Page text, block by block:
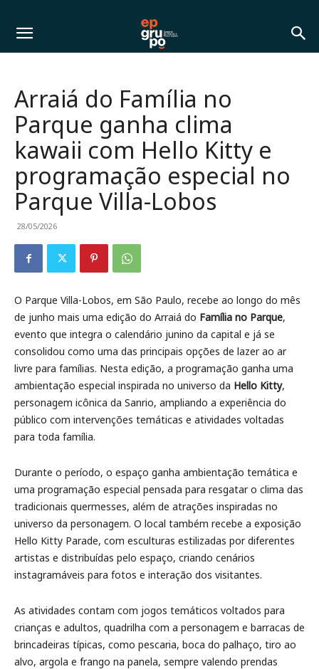
Arraiá do Família no
Parque ganha clima
kawaii com Hello Kitty e
programação especial no
Parque Villa-Lobos
28/05/2026
O Parque Villa-Lobos, em São Paulo, recebe ao longo do mês
de junho mais uma edição do Arraiá do Família no Parque,
evento que integra o calendário junino da capital e já se
consolidou como uma das principais opções de lazer ao ar
livre para famílias. Nesta edição, a programação ganha uma
ambientação especial inspirada no universo da Hello Kitty,
personagem icônica da Sanrio, ampliando a experiência do
público com intervenções temáticas e atividades voltadas
para toda família.
Durante o período, o espaço ganha ambientação temática e
uma programação especial pensada para resgatar o clima das
tradicionais quermesses, além de atrações inspiradas no
universo da personagem. O local também recebe a exposição
Hello Kitty Parade, com esculturas estilizadas por diferentes
artistas e distribuídas pelo espaço, criando cenários
instagramáveis para fotos e interação dos visitantes.
As atividades contam com jogos temáticos voltados para
crianças e adultos, quadrilha com a personagem e barracas de
brincadeiras típicas, como pescaria, boca do palhaço, tiro ao
alvo, argola e frango na panela, sempre valendo prendas